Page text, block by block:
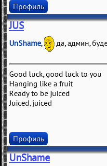
Профиль
JUS
UnShame, да, админ,
Good luck, good luck to you
Hanging like a fruit
Ready to be juiced
Juiced, juiced
Профиль
UnShame